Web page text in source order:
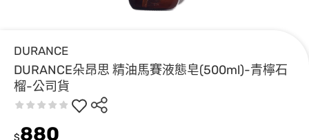
DURANCE
DURANCE朵昂思 精油馬賽液態皂(500ml)-青檸石
榴-公司貨
$880